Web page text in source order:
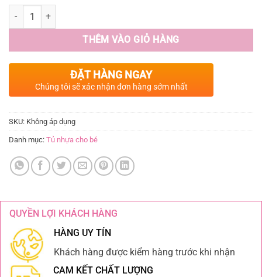
THÊM VÀO GIỎ HÀNG
ĐẶT HÀNG NGAY
Chúng tôi sẽ xác nhận đơn hàng sớm nhất
SKU: Không áp dụng
Danh mục: Tủ nhựa cho bé
QUYỀN LỢI KHÁCH HÀNG
HÀNG UY TÍN
Khách hàng được kiểm hàng trước khi nhận
CAM KẾT CHẤT LƯỢNG